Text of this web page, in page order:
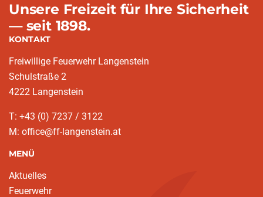
Unsere Freizeit für Ihre Sicherheit
— seit 1898.
KONTAKT
Freiwillige Feuerwehr Langenstein
Schulstraße 2
4222 Langenstein
T: +43 (0) 7237 / 3122
M: office@ff-langenstein.at
MENÜ
Aktuelles
Feuerwehr